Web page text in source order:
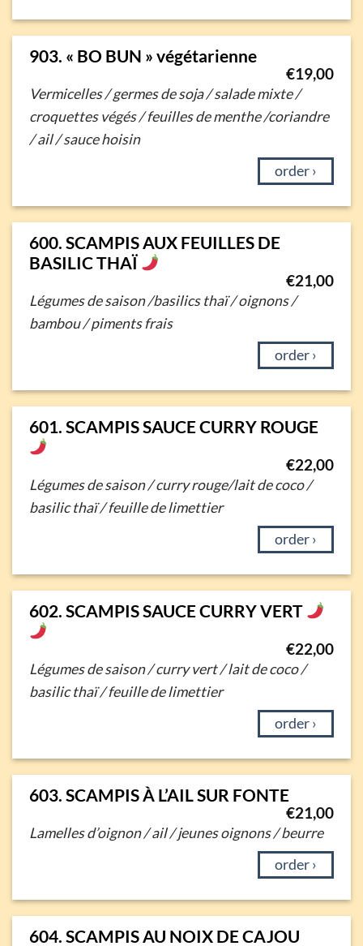
903. « BO BUN » végétarienne
€19,00
Vermicelles / germes de soja / salade mixte /
croquettes végés /feuilles de menthe /coriandre
/ ail / sauce hoisin
order ›
600. SCAMPIS AUX FEUILLES DE
BASILIC THAÏ
€21,00
Légumes de saison /basilics thaï / oignons /
bambou / piments frais
order ›
601. SCAMPIS SAUCE CURRY ROUGE
€22,00
Légumes de saison / curry rouge/lait de coco /
basilic thaï / feuille de limettier
order ›
602. SCAMPIS SAUCE CURRY VERT
€22,00
Légumes de saison / curry vert / lait de coco /
basilic thaï / feuille de limettier
order ›
603. SCAMPIS À L’AIL SUR FONTE
€21,00
Lamelles d’oignon / ail / jeunes oignons / beurre
order ›
604. SCAMPIS AU NOIX DE CAJOU